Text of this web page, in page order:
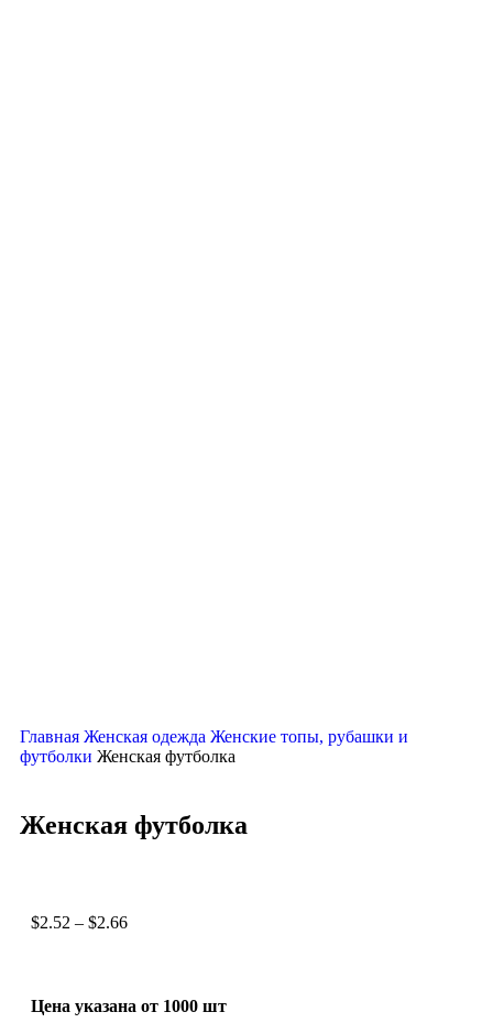
Главная Женская одежда Женские топы, рубашки и
футболки Женская футболка
Женская футболка
$2.52 – $2.66
Цена указана от 1000 шт